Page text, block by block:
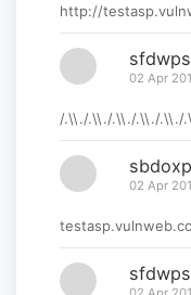
http://
02 Apr
/.\\./.\\./.\\./.\\./.\\./
02 Apr